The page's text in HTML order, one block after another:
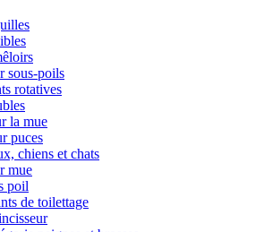
sous-poils
rotatives
la mue
puces
chiens et chats
mue
poil
de toilettage